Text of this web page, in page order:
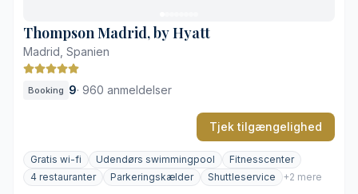
Thompson Madrid, by Hyatt
Madrid, Spanien
Booking 9· 960 anmeldelser
Tjek tilgængelighed
Gratis wi-fi Udendørs swimmingpool
Fitnesscenter
4 restauranter
Parkeringskælder Shuttleservice +2 mere